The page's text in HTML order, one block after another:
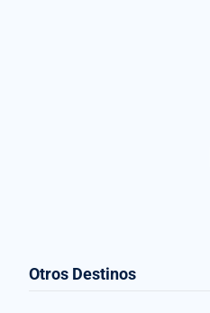
Otros Destinos